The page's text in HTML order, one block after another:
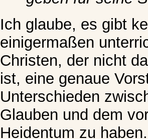
Ich glaube, es gibt
einigermaßen
Christen, der nicht
ist, eine genaue
Unterschieden
Glauben und dem
Heidentum zu